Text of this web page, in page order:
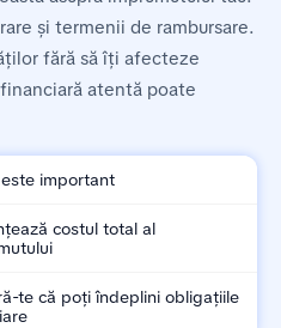
și termenii de rambursare.
fără să îți afecteze
atentă poate
important
costul total al
te că poți îndeplini obligațiile